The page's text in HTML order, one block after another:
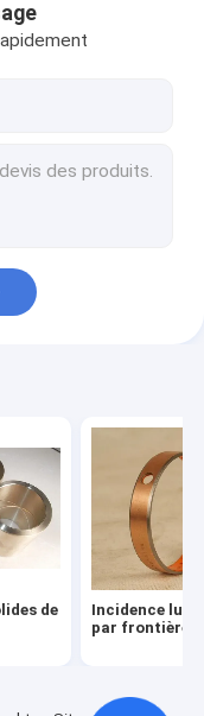
de
Incidence
par frontière